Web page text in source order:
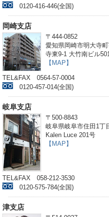
0120-416-446(全国)
岡崎支店
〒444-0852
愛知県岡崎市明大寺
寺東9-1 大竹南ビル
【MAP】
TEL&FAX 0564-57-0004
0120-457-014(全国)
岐阜支店
〒500-8843
岐阜県岐阜市住田1丁
Kalen Luce 201号
【MAP】
TEL&FAX 058-212-3530
0120-575-784(全国)
津支店